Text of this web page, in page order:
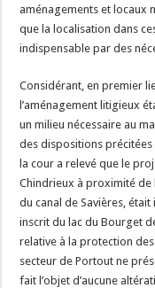
aménagements et locaux
que la localisation dans
indispensable par des
Considérant, en premier
l’aménagement litigieux
un milieu nécessaire au
des dispositions précitées
la cour a relevé que le
Chindrieux à proximité de
du canal de Savières,
inscrit du lac du Bourget
relative à la protection
secteur de Portout ne
fait l’objet d’aucune